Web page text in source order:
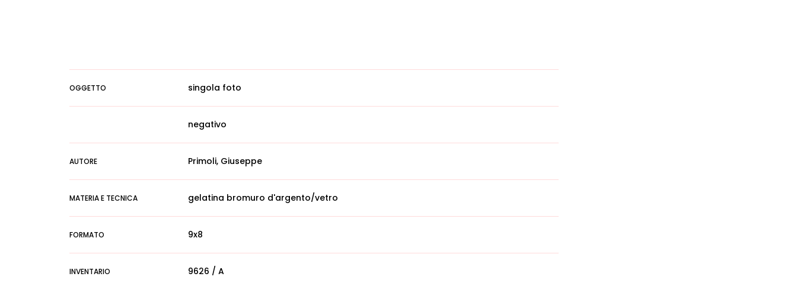
OGGETTO singola foto
negativo
AUTORE Primoli, Giuseppe
MATERIA E TECNICA gelatina bromuro d'argento/vetro
FORMATO 9x8
INVENTARIO 9626 / A